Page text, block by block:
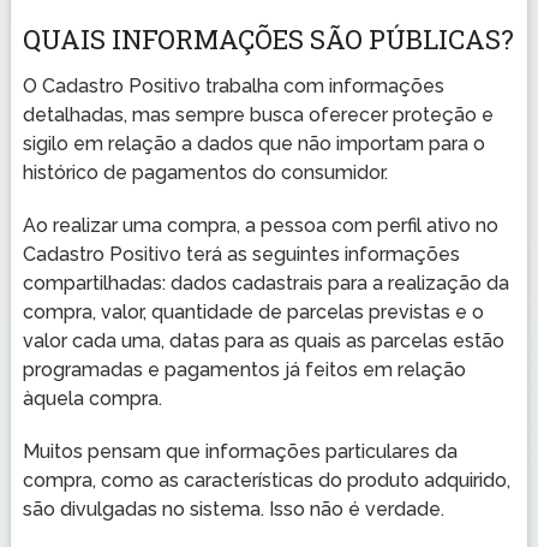
QUAIS INFORMAÇÕES SÃO PÚBLICAS?
O Cadastro Positivo trabalha com informações
detalhadas, mas sempre busca oferecer proteção e
sigilo em relação a dados que não importam para o
histórico de pagamentos do consumidor.
Ao realizar uma compra, a pessoa com perfil ativo no
Cadastro Positivo terá as seguintes informações
compartilhadas: dados cadastrais para a realização da
compra, valor, quantidade de parcelas previstas e o
valor cada uma, datas para as quais as parcelas estão
programadas e pagamentos já feitos em relação
àquela compra.
Muitos pensam que informações particulares da
compra, como as características do produto adquirido,
são divulgadas no sistema. Isso não é verdade.